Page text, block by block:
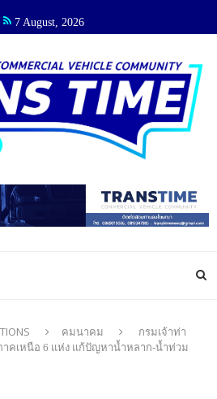
7 August, 2026
คมนาคม
กรมเจ้าท่า
คเหนือ 6 แห่ง แก้ปัญหาน้ำหลาก-น้ำท่วม